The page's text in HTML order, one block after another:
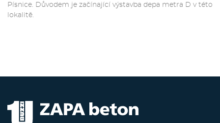
Písnice. Důvodem je začínající výstavba depa metra D v této
lokalitě.